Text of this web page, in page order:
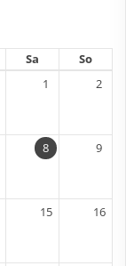
Sa
So
1 2
8 9
15 16